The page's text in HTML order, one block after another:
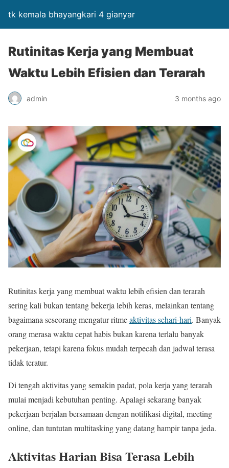
tk kemala bhayangkari 4 gianyar
Rutinitas Kerja yang Membuat
Waktu Lebih Efisien dan Terarah
admin 3 months ago
Rutinitas kerja yang membuat waktu lebih efisien dan terarah
sering kali bukan tentang bekerja lebih keras, melainkan tentang
bagaimana seseorang mengatur ritmeaktivitas sehari-hari. Banyak
orang merasa waktu cepat habis bukan karena terlalu banyak
pekerjaan, tetapi karena fokus mudah terpecah dan jadwal terasa
tidak teratur.
Di tengah aktivitas yang semakin padat, pola kerja yang terarah
mulai menjadi kebutuhan penting. Apalagi sekarang banyak
pekerjaan berjalan bersamaan dengan notifikasi digital, meeting
online, dan tuntutan multitasking yang datang hampir tanpa jeda.
Aktivitas Harian Bisa Terasa Lebih